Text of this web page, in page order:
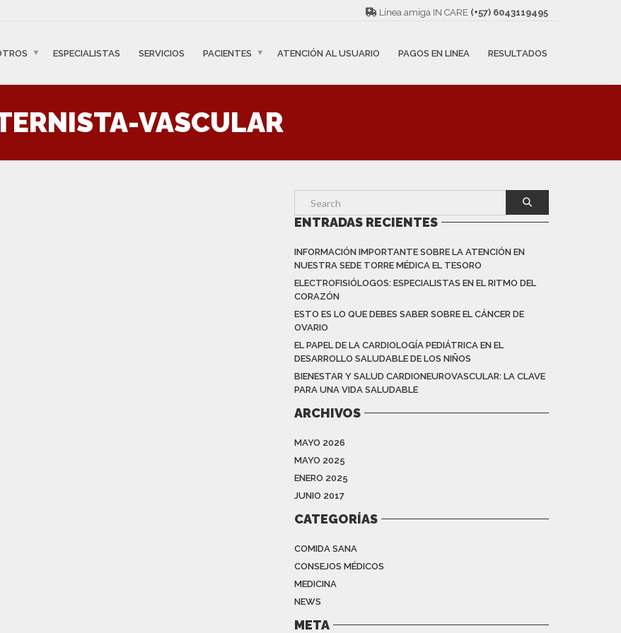
Línea amiga IN CARE (+57) 6043119495
ESPECIALISTAS SERVICIOS PACIENTES ATENCIÓN AL USUARIO PAGOS EN LINEA RESULTADOS
VASCULAR
ENTRADAS RECIENTES
INFORMACIÓN IMPORTANTE SOBRE LA ATENCIÓN EN
NUESTRA SEDE TORRE MÉDICA EL TESORO
ELECTROFISIÓLOGOS: ESPECIALISTAS EN EL RITMO DEL
CORAZÓN
ESTO ES LO QUE DEBES SABER SOBRE EL CÁNCER DE
OVARIO
EL PAPEL DE LA CARDIOLOGÍA PEDIÁTRICA EN EL
DESARROLLO SALUDABLE DE LOS NIÑOS
BIENESTAR Y SALUD CARDIONEUROVASCULAR: LA CLAVE
PARA UNA VIDA SALUDABLE
ARCHIVOS
MAYO 2026
MAYO 2025
ENERO 2025
JUNIO 2017
CATEGORÍAS
COMIDA SANA
CONSEJOS MÉDICOS
MEDICINA
NEWS
META